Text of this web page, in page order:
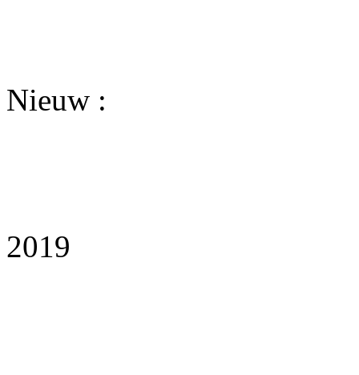
Nieuw :
2019